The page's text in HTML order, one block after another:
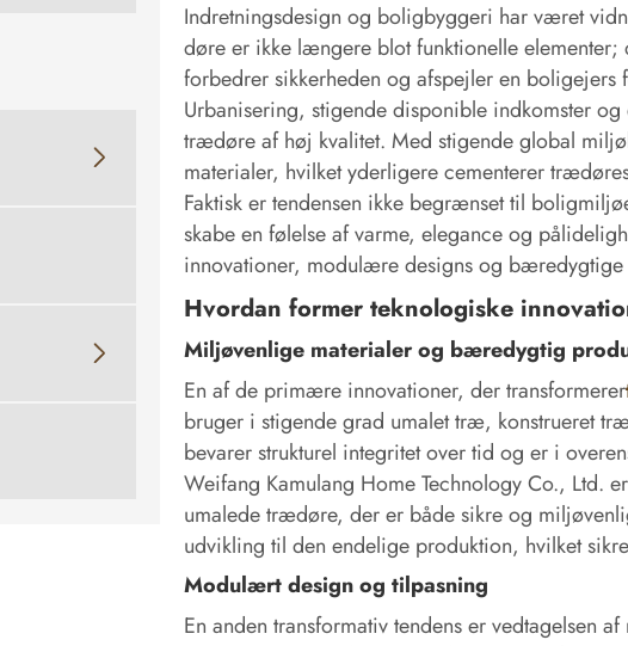


Indretningsdesign og boligbyggeri har været
døre er ikke længere blot funktionelle
forbedrer sikkerheden og afspejler en
Urbanisering, stigende disponible indkomster
trædøre af høj kvalitet. Med stigende global
materialer, hvilket yderligere cementerer
Faktisk er tendensen ikke begrænset til
skabe en følelse af varme, elegance og
innovationer, modulære designs og bæredygtige
Hvordan former teknologiske
Miljøvenlige materialer og bæredygtig
En af de primære innovationer, der transformerer
bruger i stigende grad umalet træ, konstrueret
bevarer strukturel integritet over tid og er i
Weifang Kamulang Home Technology Co.,
umalede trædøre, der er både sikre og
udvikling til den endelige produktion, hvilket
Modulært design og tilpasning
En anden transformativ tendens er vedtagelsen